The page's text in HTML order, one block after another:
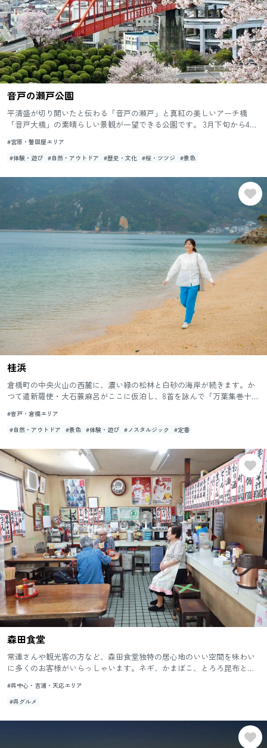
音戸の瀬戸公園
平清盛が切り開いたと伝わる「音戸の瀬戸」と真紅の美しいアーチ橋
「音戸大橋」の素晴らしい景観が一望できる公園です。 3月下旬から4月
#宮原・警固屋エリア
#体験・遊び #自然・アウトドア #歴史・文化 #桜・ツツジ #景色
桂浜
倉橋町の中央火山の西麓に、濃い緑の松林と白砂の海岸が続きます。か
つて遣新羅使・大石蓑麻呂がここに仮泊し、8首を詠んで「万葉集巻十
之...
#音戸・倉橋エリア
#自然・アウトドア #景色 #体験・遊び #ノスタルジック #定番
森田食堂
常連さんや観光客の方など、森田食堂独特の居心地のいい空間を味わい
に多くのお客様がいらっしゃいます。ネギ、かまぼこ、とろろ昆布とシ
と...
#呉中心・吉浦・天応エリア
#呉グルメ